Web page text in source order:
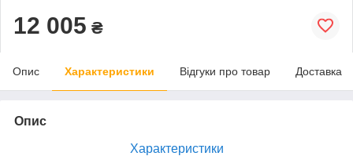
12 005 ₴
Опис Характеристики Відгуки про товар Доставка
Опис
Характеристики